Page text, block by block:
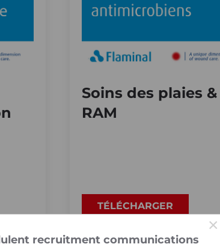
Soins des plaies &
RAM
TÉLÉCHARGER
×
recruitment communications